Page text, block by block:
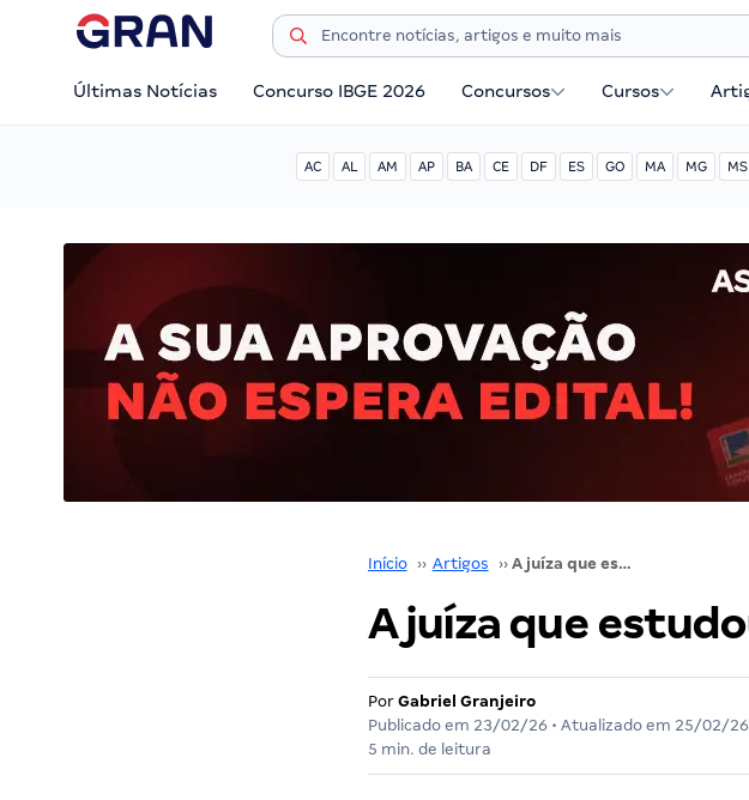
Últimas Notícias Concurso IBGE 2026 Concursos Cursos
AC AL AM AP BA CE DF ES GO MA MG MS
Início ›› Artigos ›› A juíza que estudou no silêncio da UTI
A juíza que
Por Gabriel Granjeiro
Publicado em 23/02/26 • Atualizado em 25/02/26
5 min. de leitura